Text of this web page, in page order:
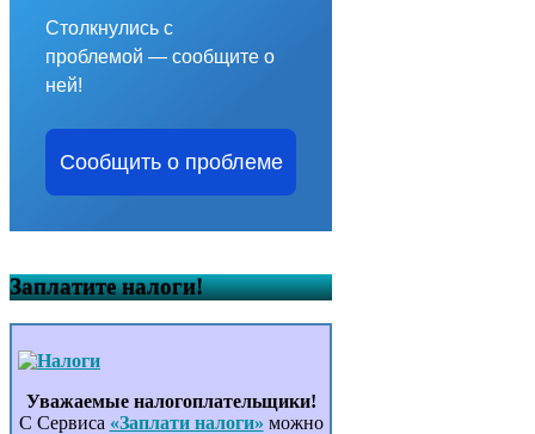
Столкнулись с
проблемой — сообщите о
ней!
Сообщить о проблеме
Заплатите налоги!
Уважаемые налогоплательщики!
С Сервиса «Заплати налоги» можно